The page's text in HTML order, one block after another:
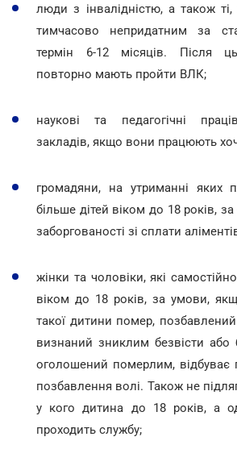
люди з інвалідністю, а також
тимчасово непридатним за
термін 6-12 місяців. Після
повторно мають пройти ВЛК;
наукові та педагогічні
закладів, якщо вони працюють
громадяни, на утриманні яких
більше дітей віком до 18 років,
заборгованості зі сплати
жінки та чоловіки, які
віком до 18 років, за умови,
такої дитини помер, позбавлений
визнаний зниклим безвісти або
оголошений померлим, відбуває
позбавлення волі. Також не
у кого дитина до 18 років, а
проходить службу;